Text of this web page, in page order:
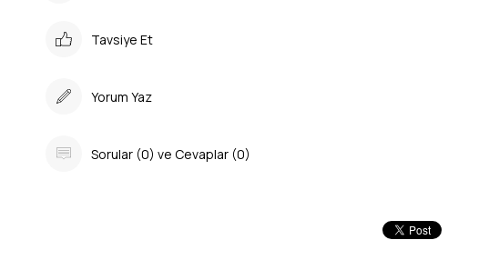
Tavsiye Et
Yorum Yaz
Sorular (0) ve Cevaplar (0)